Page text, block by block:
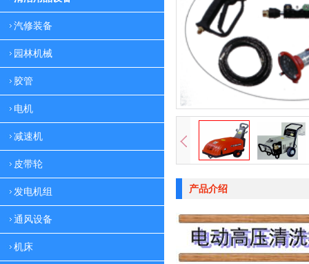
汽修装备
园林机械
胶管
电机
减速机
皮带轮
发电机组
通风设备
机床
产品介绍